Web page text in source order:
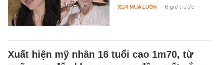
XEM MUA LUÔN - 6 giờ trước
Xuất hiện mỹ nhân 16 tuổi cao 1m70, từ